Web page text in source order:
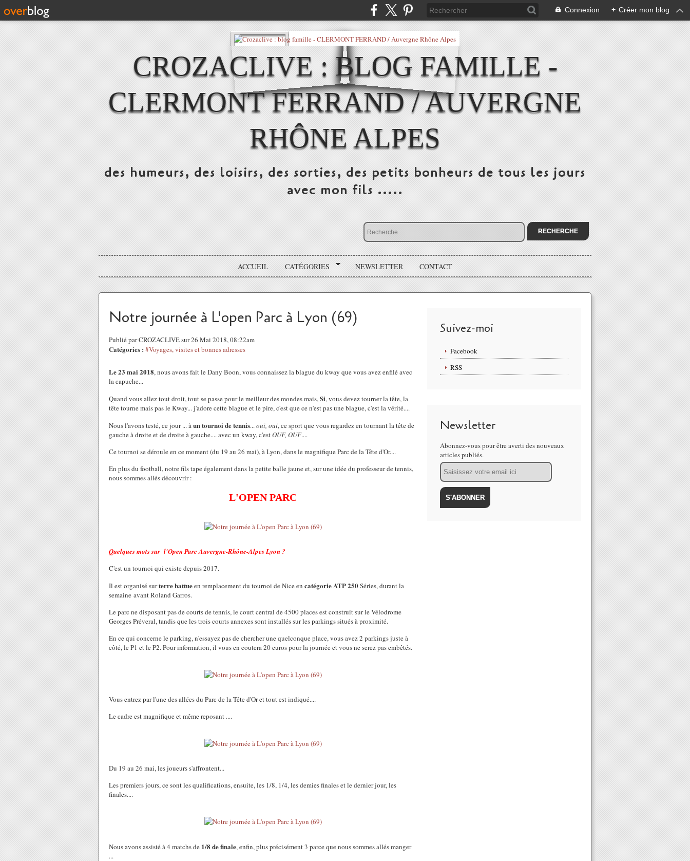
Connexion + Créer mon blog
CROZACLIVE : BLOG FAMILLE -
CLERMONT FERRAND / AUVERGNE
RHÔNE ALPES
des humeurs, des loisirs, des sorties, des petits bonheurs de tous les jours
avec mon fils .....
ACCUEIL CATÉGORIES NEWSLETTER CONTACT
Notre journée à L'open Parc à Lyon (69)
Publié par CROZACLIVE sur 26 Mai 2018, 08:22am
Catégories : #Voyages, visites et bonnes adresses
Le 23 mai 2018, nous avons fait le Dany Boon, vous connaissez la blague du kway que vous avez enfilé avec
la capuche...
Quand vous allez tout droit, tout se passe pour le meilleur des mondes mais,Si, vous devez tourner la tête, la
tête tourne mais pas le Kway... j'adore cette blague et le pire, c'est que ce n'est pas une blague, c'est la vérité....
Nous l'avons testé, ce jour ... àun tournoi de tennis...oui, oui, ce sport que vous regardez en tournant la tête de
gauche à droite et de droite à gauche.... avec un kway, c'estOUF, OUF....
Ce tournoi se déroule en ce moment (du 19 au 26 mai), à Lyon, dans le magnifique Parc de la Tête d'Or....
En plus du football, notre fils tape également dans la petite balle jaune et, sur une idée du professeur de tennis,
nous sommes allés découvrir :
L'OPEN PARC
Quelques mots sur l'Open Parc Auvergne-Rhône-Alpes Lyon ?
C'est un tournoi qui existe depuis 2017.
Il est organisé surterre battueen remplacement du tournoi de Nice en catégorie ATP 250Séries, durant la
semaine avant Roland Garros.
Le parc ne disposant pas de courts de tennis, le court central de 4500 places est construit sur le Vélodrome
Georges Préveral, tandis que les trois courts annexes sont installés sur les parkings situés à proximité.
En ce qui concerne le parking, n'essayez pas de chercher une quelconque place, vous avez 2 parkings juste à
côté, le P1 et le P2. Pour information, il vous en coutera 20 euros pour la journée et vous ne serez pas embêtés.
Vous entrez par l'une des allées du Parc de la Tête d'Or et tout est indiqué....
Le cadre est magnifique et même reposant ....
Du 19 au 26 mai, les joueurs s'affrontent...
Les premiers jours, ce sont les qualifications, ensuite, les 1/8, 1/4, les demies finales et le dernier jour, les
finales....
Nous avons assisté à 4 matchs de 1/8 de finale, enfin, plus précisément 3 parce que nous sommes allés manger
...
Suivez-moi
Facebook
RSS
Newsletter
Abonnez-vous pour être averti des nouveaux
articles publiés.
Email